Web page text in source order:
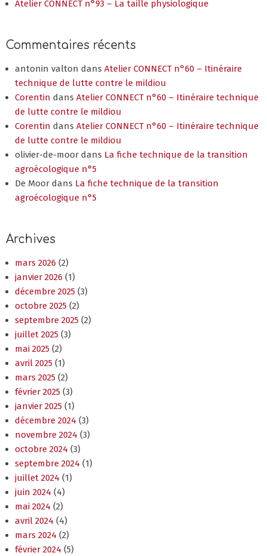
antonin valton dans
Atelier CONNECT n°60 – Itinéraire
technique de lutte contre le mildiou
Corentin dansAtelier CONNECT n°60 – Itinéraire technique
de lutte contre le mildiou
Corentin dans Atelier CONNECT n°60 – Itinéraire technique
de lutte contre le mildiou
olivier-de-moordans La fiche technique de la transition
agroécologique n°5
De MoordansLa fiche technique de la transition
agroécologique n°5
mars 2026
janvier 2026
décembre 2025
octobre 2025(2)
septembre 2025(2)
juillet 2025(3)
mai 2025(2)
avril 2025(1)
mars 2025(2)
février 2025(3)
janvier 2025(1)
décembre 2024
novembre 2024
octobre 2024(3)
septembre 2024 (1)
juillet 2024(1)
juin 2024(4)
mai 2024(2)
avril 2024 (4)
mars 2024(2)
février 2024(5)
janvier 2024(1)
décembre 2023